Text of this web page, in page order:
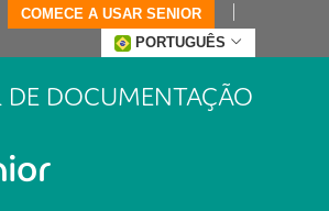
COMECE A USAR SENIOR
PORTUGUÊS
DE DOCUMENTAÇÃO